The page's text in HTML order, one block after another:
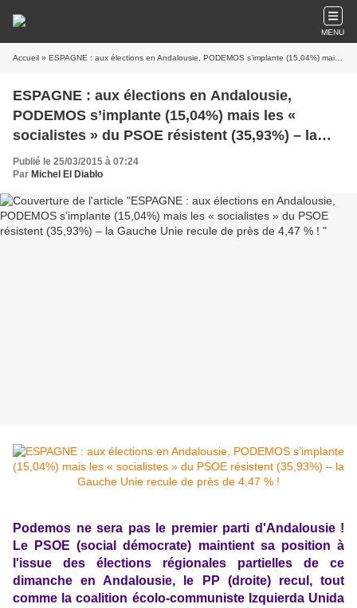
MENU
Accueil » ESPAGNE : aux élections en Andalousie, PODEMOS s’implante (15,04%) mais les « socialistes » du PSOE résistent (35,93%) – la Gauche Unie recule de près de 4,47 % !
ESPAGNE : aux élections en Andalousie,
PODEMOS s’implante (15,04%) mais les «
socialistes » du PSOE résistent (35,93%) – la
Gauche Unie recule de près de 4,47 % !
Publié le 25/03/2015 à 07:24
Par Michel El Diablo
Podemos ne sera pas le premier parti d'Andalousie !
Le PSOE (social démocrate) maintient sa position à
l'issue des élections régionales partielles de ce
dimanche en Andalousie, le PP (droite) recul, tout
comme la coalition écolo-communiste Izquierda Unida